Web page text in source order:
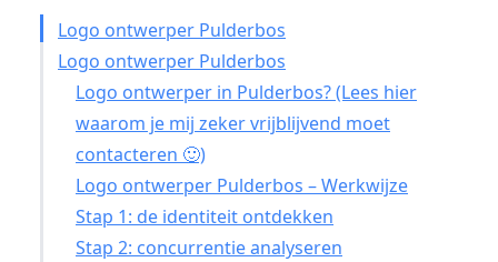
Logo ontwerper Pulderbos
Logo ontwerper Pulderbos
Logo ontwerper in Pulderbos? (Lees hier
waarom je mij zeker vrijblijvend moet
contacteren 🙂)
Logo ontwerper Pulderbos – Werkwijze
Stap 1: de identiteit ontdekken
Stap 2: concurrentie analyseren